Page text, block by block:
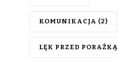
KOMUNIKACJA (2)
LĘK PRZED PORAŻKĄ